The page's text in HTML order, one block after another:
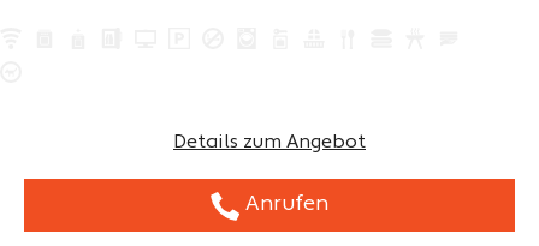
Details zum Angebot
Anrufen